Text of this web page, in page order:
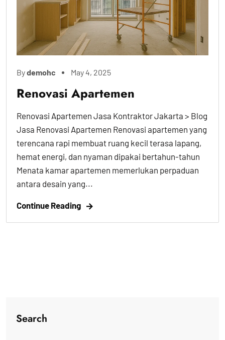
Bydemohc May 4, 2025
Renovasi Apartemen
Renovasi Apartemen Jasa Kontraktor Jakarta > Blog
Jasa Renovasi Apartemen Renovasi apartemen yang
terencana rapi membuat ruang kecil terasa lapang,
hemat energi, dan nyaman dipakai bertahun-tahun
Menata kamar apartemen memerlukan perpaduan
antara desain yang...
Continue Reading
Search